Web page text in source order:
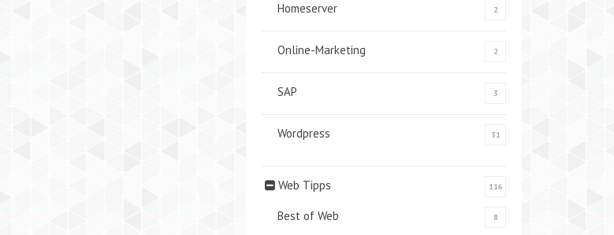
Homeserver 2
Online-Marketing 2
SAP 3
Wordpress 31
Web Tipps 116
Best of Web 8